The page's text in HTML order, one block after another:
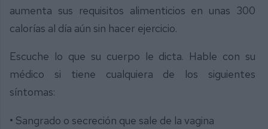
aumenta sus requisitos alimenticios en unas 300
calorías al día aún sin hacer ejercicio.
Escuche lo que su cuerpo le dicta. Hable con su
médico si tiene cualquiera de los siguientes
síntomas:
• Sangrado o secreción que sale de la vagina